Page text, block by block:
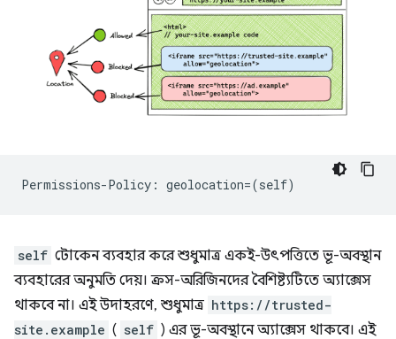
self টোকেন ব্যবহার করে শুধুমাত্র একই-উৎপত্তিতে ভূ-অবস্থান
ব্যবহারের অনুমতি দেয়। ক্রস-অরিজিনদের বৈশিষ্ট্যটিতে অ্যাক্সেস
থাকবে না। এই উদাহরণে, শুধুমাত্র https://trusted-
site.example ( self ) এর ভূ-অবস্থানে অ্যাক্সেস থাকবে। এই